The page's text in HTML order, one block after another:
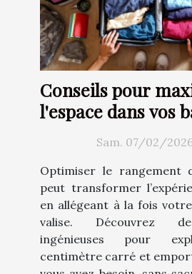
Conseils pour
l'espace dans vos
Techniques et
Sam. 07/02/
Optimiser le rangement
peut transformer
en allégeant à la fois
valise. Découvrez
ingénieuses pour
centimètre carré et